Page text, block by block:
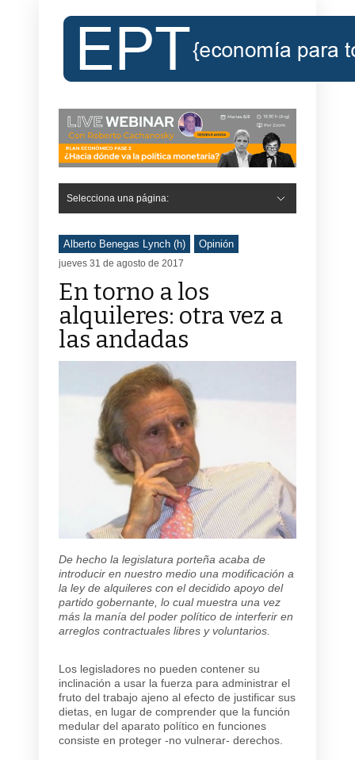
Selecciona una página:
Alberto Benegas Lynch (h) Opinión
jueves 31 de agosto de 2017
En torno a los
alquileres: otra vez a
las andadas
De hecho la legislatura porteña acaba de
introducir en nuestro medio una modificación a
la ley de alquileres con el decidido apoyo del
partido gobernante, lo cual muestra una vez
más la manía del poder político de interferir en
arreglos contractuales libres y voluntarios.
Los legisladores no pueden contener su
inclinación a usar la fuerza para administrar el
fruto del trabajo ajeno al efecto de justificar sus
dietas, en lugar de comprender que la función
medular del aparato político en funciones
consiste en proteger -no vulnerar- derechos.